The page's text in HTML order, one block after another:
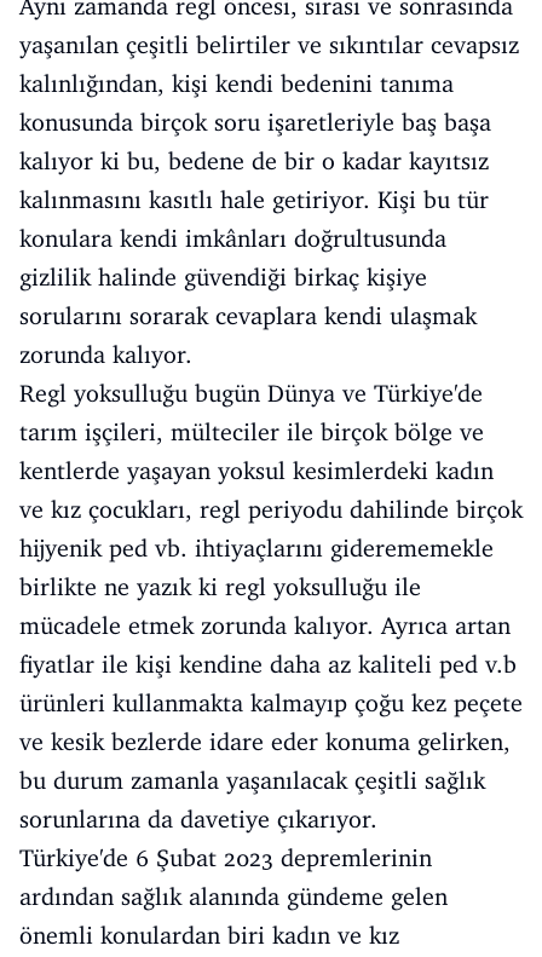
Aynı zamanda regl öncesi, sırası ve sonrasında
yaşanılan çeşitli belirtiler ve sıkıntılar cevapsız
kalınlığından, kişi kendi bedenini tanıma
konusunda birçok soru işaretleriyle baş başa
kalıyor ki bu, bedene de bir o kadar kayıtsız
kalınmasını kasıtlı hale getiriyor. Kişi bu tür
konulara kendi imkânları doğrultusunda
gizlilik halinde güvendiği birkaç kişiye
sorularını sorarak cevaplara kendi ulaşmak
zorunda kalıyor.
Regl yoksulluğu bugün Dünya ve Türkiye'de
tarım işçileri, mülteciler ile birçok bölge ve
kentlerde yaşayan yoksul kesimlerdeki kadın
ve kız çocukları, regl periyodu dahilinde birçok
hijyenik ped vb. ihtiyaçlarını giderememekle
birlikte ne yazık ki regl yoksulluğu ile
mücadele etmek zorunda kalıyor. Ayrıca artan
fiyatlar ile kişi kendine daha az kaliteli ped v.b
ürünleri kullanmakta kalmayıp çoğu kez peçete
ve kesik bezlerde idare eder konuma gelirken,
bu durum zamanla yaşanılacak çeşitli sağlık
sorunlarına da davetiye çıkarıyor.
Türkiye'de 6 Şubat 2023 depremlerinin
ardından sağlık alanında gündeme gelen
önemli konulardan biri kadın ve kız